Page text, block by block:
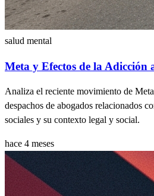
salud mental
Meta y Efectos de la Adicción
Analiza el reciente movimiento de
despachos de abogados relacionados
sociales y su contexto legal y social.
hace 4 meses